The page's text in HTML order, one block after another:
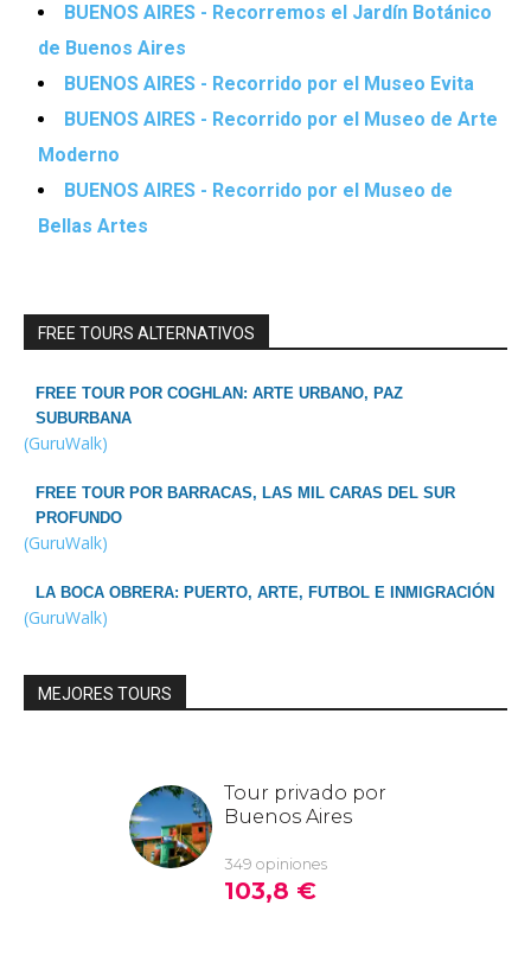
BUENOS AIRES - Recorremos el Jardín Botánico
de Buenos Aires
BUENOS AIRES - Recorrido por el Museo Evita
BUENOS AIRES - Recorrido por el Museo de Arte
Moderno
BUENOS AIRES - Recorrido por el Museo de
Bellas Artes
FREE TOURS ALTERNATIVOS
FREE TOUR POR COGHLAN: ARTE URBANO, PAZ
SUBURBANA
(GuruWalk)
FREE TOUR POR BARRACAS, LAS MIL CARAS DEL SUR
PROFUNDO
(GuruWalk)
LA BOCA OBRERA: PUERTO, ARTE, FUTBOL E INMIGRACIÓN
(GuruWalk)
MEJORES TOURS